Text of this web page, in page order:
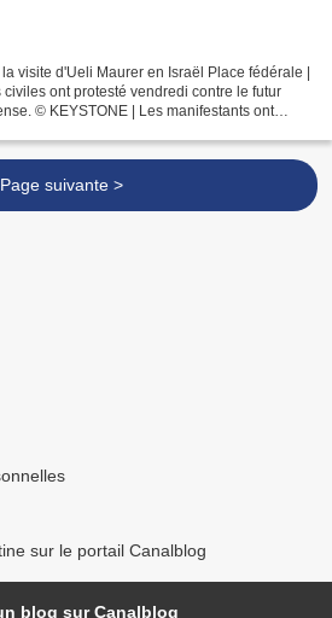
visite d'Ueli Maurer en Israël Place fédérale |
ont protesté vendredi contre le futur
© KEYSTONE | Les manifestants ont
Page suivante >
sur le portail Canalblog
blog sur Canalblog